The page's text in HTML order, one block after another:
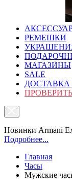
РЕМЕШКИ
МАГАЗИНЫ
SALE
ДОСТАВКА
Новинки Armani
Подробнее...
Главная
Часы
Mужские